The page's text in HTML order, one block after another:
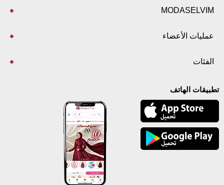
MODASELVIM
عمليات الأعضاء
الفئات
تطبيقات الهاتف